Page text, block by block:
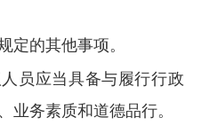
定的其他事项。
员应当具备与履行行政
业务素质和道德品行。